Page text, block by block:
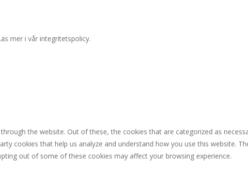
mer i vår integritetspolicy.
the website. Out of these, the cookies that are categorized as
cookies that help us analyze and understand how you use this website.
out of some of these cookies may affect your browsing experience.